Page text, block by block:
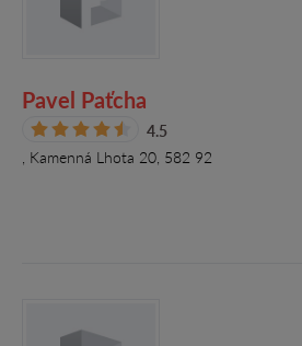
Pavel Paťcha
4.5
, Kamenná Lhota 20, 582 92